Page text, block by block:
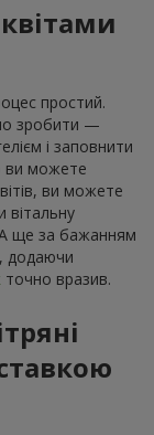
простий.
зробити —
і заповнити
ви можете
ви можете
вітальну
А ще за бажанням
додаючи
точно вразив.